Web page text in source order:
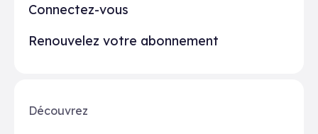
Découvrez
Connectez-vous
Renouvelez votre abonnement